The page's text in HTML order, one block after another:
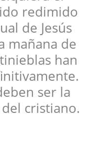
redimido
de Jesús
mañana de
han
ser la
cristiano.